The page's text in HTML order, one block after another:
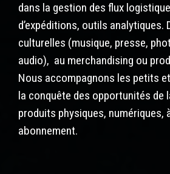
dans la gestion des flux
d’expéditions, outils analytiques.
culturelles (musique, presse,
audio), au merchandising ou
Nous accompagnons les petits
la conquête des opportunités de
produits physiques, numériques,
abonnement.